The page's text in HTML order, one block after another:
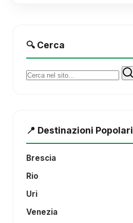
🔍 Cerca
Cerca:
📍 Destinazioni Popolari
Brescia
Rio
Uri
Venezia